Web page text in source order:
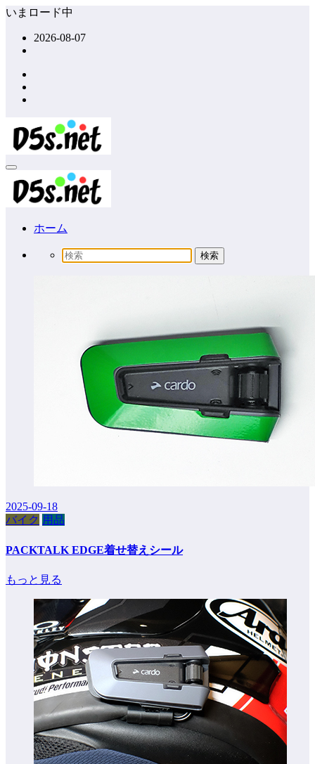
コ
ッ
プ
いまロード中
2026-08-07
ホーム
2025-09-18
バイク 用品
PACKTALK EDGE着せ替えシール
もっと見る